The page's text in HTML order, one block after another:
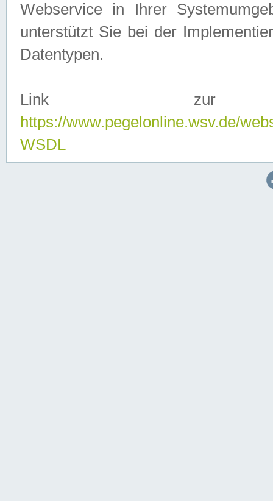
Webservice in Ihrer
unterstützt Sie bei der
Datentypen.
Link zur
https://www.pegelonline.wsv.de/
WSDL